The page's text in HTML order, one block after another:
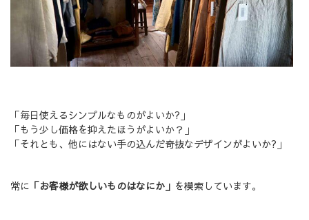
「毎日使えるシンプルなものがよいか?」
「もう少し価格を抑えたほうがよいか？」
「それとも、他にはない手の込んだ奇抜なデザインがよいか?」
常に 「お客様が欲しいものはなにか」 を模索しています。